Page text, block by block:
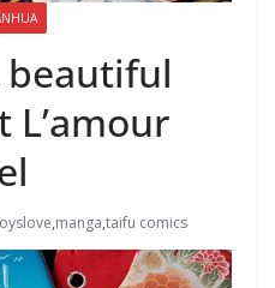
beautiful
L’amour
,manga,taifu comics